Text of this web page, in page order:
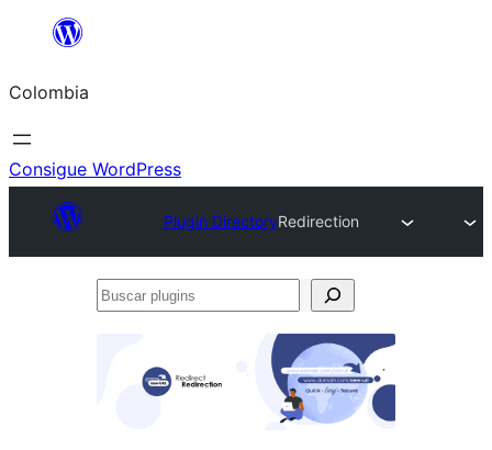
Saltar
contenido
Colombia
Consigue WordPress
Plugin DirectoryRedirection
Buscar